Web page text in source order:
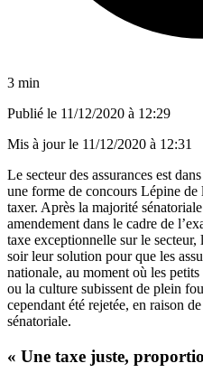
3 min
Publié le 11/12/2020 à 12:29
Mis à jour le 11/12/2020 à 12:31
Le secteur des assurances est
une forme de concours Lépine
taxer. Après la majorité
amendement dans le cadre de
taxe exceptionnelle sur le secteur,
soir leur solution pour que les
nationale, au moment où les
ou la culture subissent de plein
cependant été rejetée, en raison
sénatoriale.
« Une taxe juste,